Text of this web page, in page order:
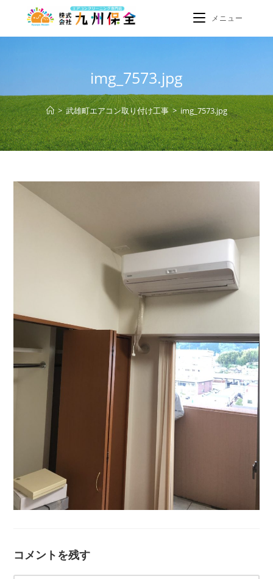
メニュー
img_7573.jpg
> 武雄町エアコン取り付け工事 > img_7573.jpg
コメントを残す